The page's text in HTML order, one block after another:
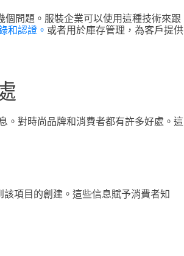
問題。服裝企業可以使用這種技術來跟
和認證。 或者用於庫存管理，為客戶提供
。 對時尚品牌和消費者都有許多好處。這
項目的創建。這些信息賦予消費者知